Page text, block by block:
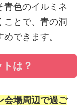
青色のイルミネ
ことで、青の洞
できます。
は？
会場周辺で過ご